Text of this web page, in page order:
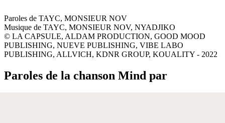
Paroles de TAYC, MONSIEUR NOV
Musique de TAYC, MONSIEUR NOV, NYADJIKO
© LA CAPSULE, ALDAM PRODUCTION, GOOD MOOD
PUBLISHING, NUEVE PUBLISHING, VIBE LABO
PUBLISHING, ALLVICH, KDNR GROUP, KOUALITY - 2022
Paroles de la chanson Mind par